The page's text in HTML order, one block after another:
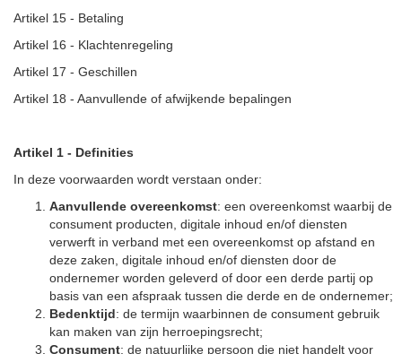
Artikel 15 - Betaling
Artikel 16 - Klachtenregeling
Artikel 17 - Geschillen
Artikel 18 - Aanvullende of afwijkende bepalingen
Artikel 1 - Definities
In deze voorwaarden wordt verstaan onder:
Aanvullende overeenkomst: een overeenkomst waarbij de
consument producten, digitale inhoud en/of diensten
verwerft in verband met een overeenkomst op afstand en
deze zaken, digitale inhoud en/of diensten door de
ondernemer worden geleverd of door een derde partij op
basis van een afspraak tussen die derde en de ondernemer;
Bedenktijd: de termijn waarbinnen de consument gebruik
kan maken van zijn herroepingsrecht;
Consument: de natuurlijke persoon die niet handelt voor